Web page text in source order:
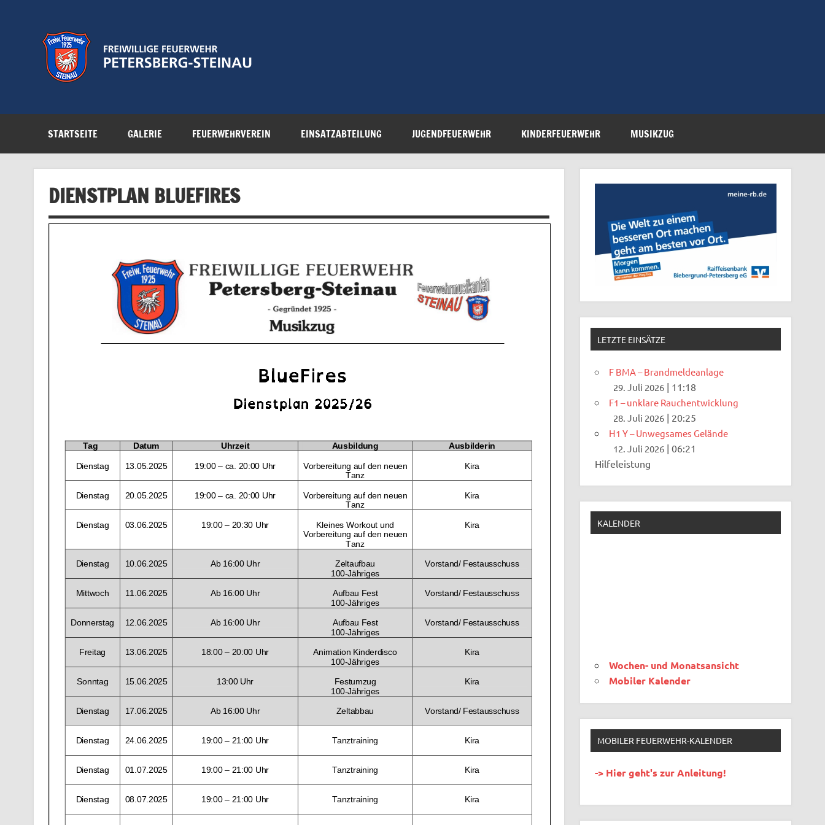
STARTSEITE GALERIE FEUERWEHRVEREIN EINSATZABTEILUNG JUGENDFEUERWEHR KINDERFEUERWEHR MUSIKZUG
DIENSTPLAN BLUEFIRES
LETZTE EINSÄTZE
F BMA – Brandmeldeanlage
29. Juli 2026 | 11:18
F1 – unklare Rauchentwicklung
28. Juli 2026 | 20:25
H1 Y – Unwegsames Gelände
12. Juli 2026 |06:21
Hilfeleistung
KALENDER
Wochen- und Monatsansicht
Mobiler Kalender
MOBILER FEUERWEHR-KALENDER
-> Hier geht's zur Anleitung!